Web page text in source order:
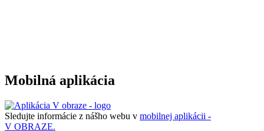
Mobilná aplikácia
Sledujte informácie z nášho webu v mobilnej aplikácii -
V OBRAZE.